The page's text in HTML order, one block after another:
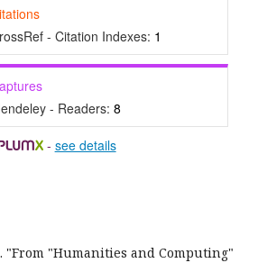
- Citation Indexes: 1
- Readers: 8
- see details
"From "Humanities and Computing"